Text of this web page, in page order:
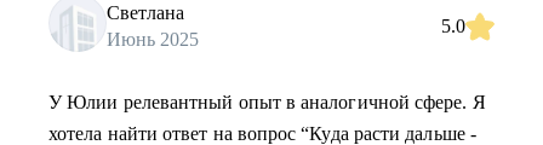
Светлана
Июнь 2025
5.0
У Юлии релевантный опыт в аналогичной сфере. Я
хотела найти ответ на вопрос “Куда расти дальше -